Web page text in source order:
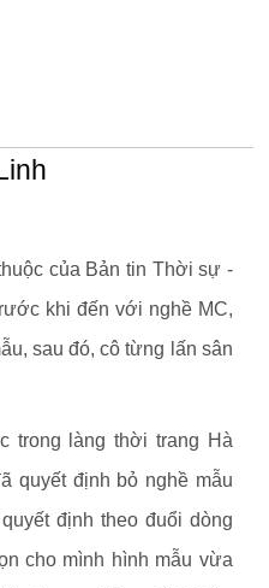
của Bản tin Thời sự -
khi đến với nghề MC,
sau đó, cô từng lấn sân
trong làng thời trang Hà
quyết định bỏ nghề mẫu
định theo đuổi dòng
cho mình hình mẫu vừa